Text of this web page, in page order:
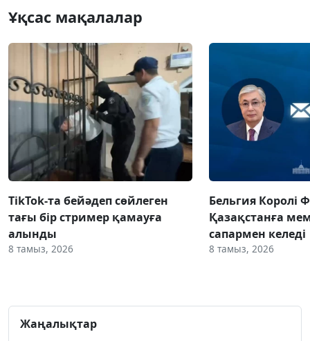
Ұқсас мақалалар
TikTok-та бейәдеп сөйлеген
тағы бір стример қамауға
алынды
8 тамыз, 2026
Бельгия Королі
Қазақстанға
сапармен келеді
8 тамыз, 2026
Жаңалықтар